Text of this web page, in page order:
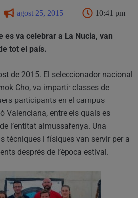
agost 25, 2015 10:41 pm
es va celebrar a La Nucia, van
tot el país.
de 2015. El seleccionador nacional
Cho, va impartir classes de
participants en el campus
Valenciana, entre els quals es
l’entitat almussafenya. Una
tècniques i físiques van servir per a
després de l’època estival.